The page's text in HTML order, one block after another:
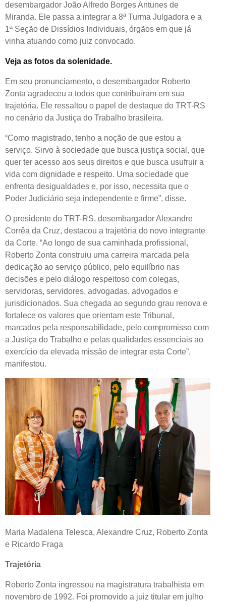
desembargador João Alfredo Borges Antunes de
Miranda. Ele passa a integrar a 8ª Turma Julgadora e a
1ª Seção de Dissídios Individuais, órgãos em que já
vinha atuando como juiz convocado.
Veja as fotos da solenidade.
Em seu pronunciamento, o desembargador Roberto
Zonta agradeceu a todos que contribuíram em sua
trajetória. Ele ressaltou o papel de destaque do TRT-RS
no cenário da Justiça do Trabalho brasileira.
“Como magistrado, tenho a noção de que estou a
serviço. Sirvo à sociedade que busca justiça social, que
quer ter acesso aos seus direitos e que busca usufruir a
vida com dignidade e respeito. Uma sociedade que
enfrenta desigualdades e, por isso, necessita que o
Poder Judiciário seja independente e firme”, disse.
O presidente do TRT-RS, desembargador Alexandre
Corrêa da Cruz, destacou a trajetória do novo integrante
da Corte. “Ao longo de sua caminhada profissional,
Roberto Zonta construiu uma carreira marcada pela
dedicação ao serviço público, pelo equilíbrio nas
decisões e pelo diálogo respeitoso com colegas,
servidoras, servidores, advogadas, advogados e
jurisdicionados. Sua chegada ao segundo grau renova e
fortalece os valores que orientam este Tribunal,
marcados pela responsabilidade, pelo compromisso com
a Justiça do Trabalho e pelas qualidades essenciais ao
exercício da elevada missão de integrar esta Corte”,
manifestou.
Maria Madalena Telesca, Alexandre Cruz, Roberto Zonta
e Ricardo Fraga
Trajetória
Roberto Zonta ingressou na magistratura trabalhista em
novembro de 1992. Foi promovido a juiz titular em julho